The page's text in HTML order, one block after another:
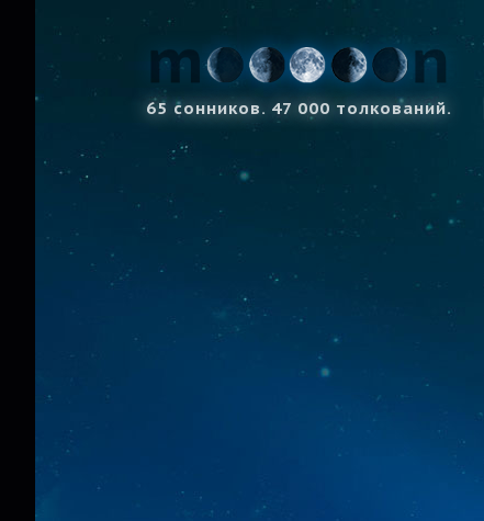
65 сонников. 47 000 толкований.